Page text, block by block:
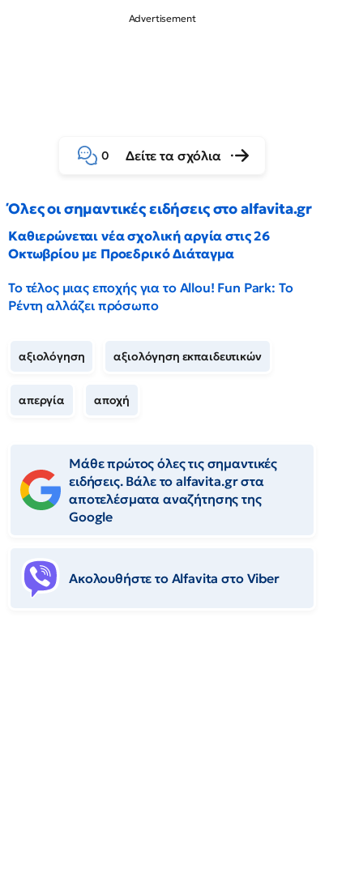
0 Δείτε τα σχόλια
Όλες οι σημαντικές ειδήσεις στο alfavita.gr
Καθιερώνεται νέα σχολική αργία στις 26
Οκτωβρίου με Προεδρικό Διάταγμα
Το τέλος μιας εποχής για το Allou! Fun Park: Το
Ρέντη αλλάζει πρόσωπο
αξιολόγηση αξιολόγηση εκπαιδευτικών
απεργία αποχή
Μάθε πρώτος όλες τις σημαντικές
ειδήσεις. Βάλε το alfavita.gr στα
αποτελέσματα αναζήτησης της
Google
Ακολουθήστε το Αlfavita στο Viber